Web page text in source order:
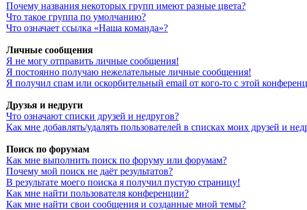
Почему названия некоторых групп имеют разные цвета?
Что такое группа по умолчанию?
Что означает ссылка «Наша команда»?
Личные сообщения
Я не могу отправить личные сообщения!
Я постоянно получаю нежелательные личные сообщения!
Я получил спам или оскорбительный email от кого-то с этой
Друзья и недруги
Что означают списки друзей и недругов?
Как мне добавлять/удалять пользователей в списках моих друзей и
Поиск по форумам
Как мне выполнить поиск по форуму или форумам?
Почему мой поиск не даёт результатов?
В результате моего поиска я получил пустую страницу!
Как мне найти пользователя конференции?
Как мне найти свои сообщения и созданные мной темы?